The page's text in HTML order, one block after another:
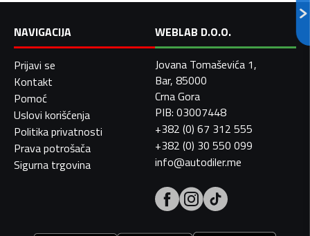
NAVIGACIJA
Prijavi se
Kontakt
Pomoć
Uslovi korišćenja
Politika privatnosti
Prava potrošača
Sigurna trgovina
WEBLAB D.O.O.
Jovana Tomaševića 1,
Bar, 85000
Crna Gora
PIB: 03007448
+382 (0) 67 312 555
+382 (0) 30 550 099
info@autodiler.me